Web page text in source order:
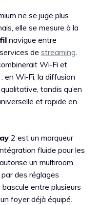
ne se juge plus
elle se mesure à la
navigue entre
de streaming.
Wi‑Fi et
en Wi‑Fi, la diffusion
tandis qu’en
et rapide en
2 est un marqueur
fluide pour les
un multiroom
des réglages
entre plusieurs
foyer déjà équipé.